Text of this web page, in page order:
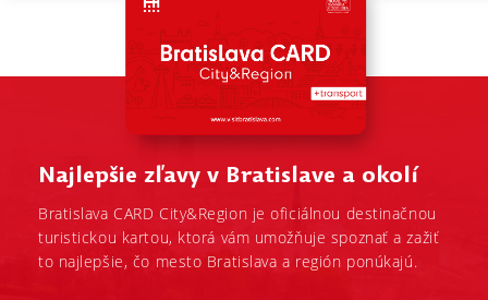
Najlepšie zľavy v Bratislave a okolí
Bratislava CARD City&Region je oficiálnou destinačnou
turistickou kartou, ktorá vám umožňuje spoznať a zažiť
to najlepšie, čo mesto Bratislava a región ponúkajú.